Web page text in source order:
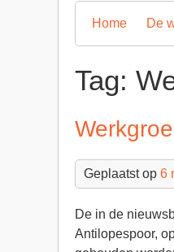
Home De
Tag:
Geplaatst op 6
De in de
Antilopespoor,